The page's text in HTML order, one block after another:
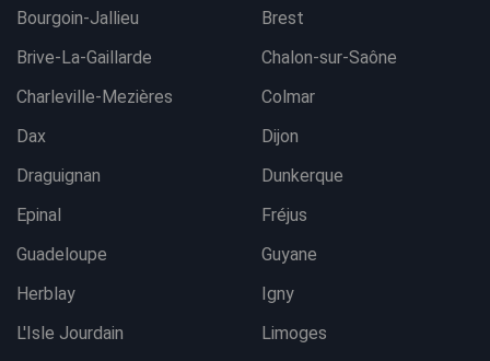
Bourgoin-Jallieu
Brest
Brive-La-Gaillarde
Chalon-sur-Saône
Charleville-Mezières
Colmar
Dax
Dijon
Draguignan
Dunkerque
Epinal
Fréjus
Guadeloupe
Guyane
Herblay
Igny
L'Isle Jourdain
Limoges